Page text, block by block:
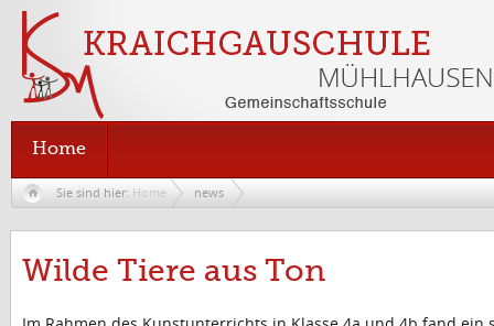
Home
Sie sind hier: Home news
Wilde Tiere aus Ton